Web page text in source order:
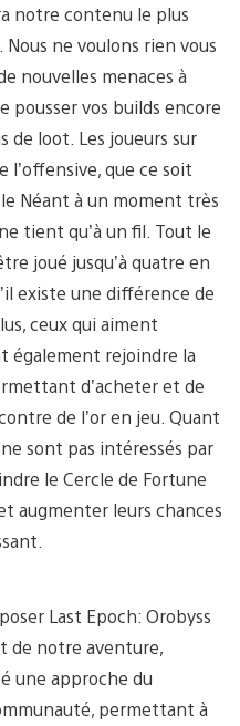
notre contenu le plus
ne voulons rien vous
nouvelles menaces à
pousser vos builds encore
de loot. Les joueurs sur
que ce soit
Néant à un moment très
tient qu’à un fil. Tout le
joué jusqu’à quatre en
existe une différence de
ceux qui aiment
également rejoindre la
d’acheter et de
de l’or en jeu. Quant
sont pas intéressés par
le Cercle de Fortune
augmenter leurs chances
Last Epoch: Orobyss
de notre aventure,
une approche du
permettant à